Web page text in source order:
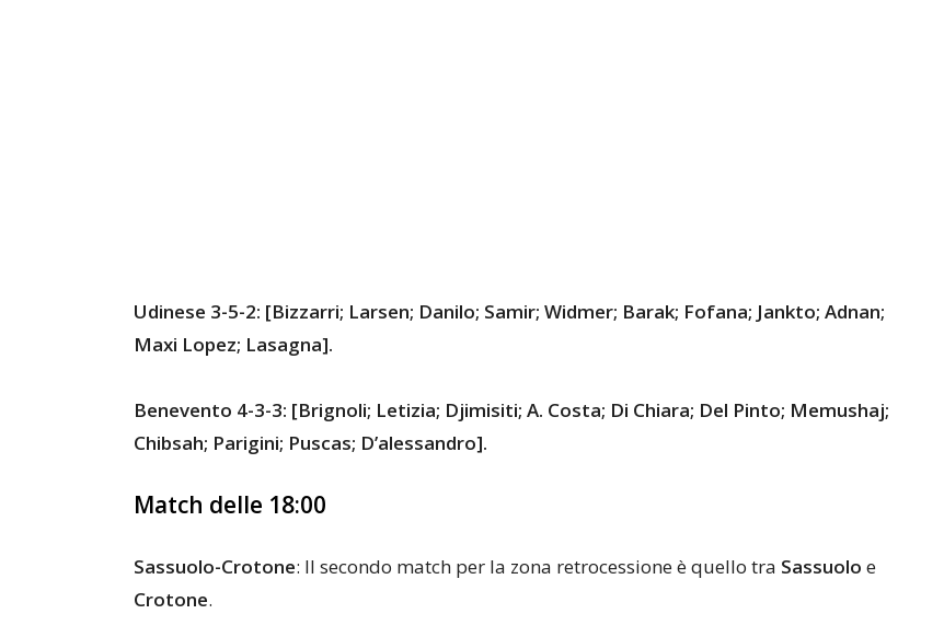
Udinese 3-5-2: [Bizzarri; Larsen; Danilo; Samir; Widmer; Barak; Fofana; Jankto; Adnan;
Maxi Lopez; Lasagna].
Benevento 4-3-3: [Brignoli; Letizia; Djimisiti; A. Costa; Di Chiara; Del Pinto; Memushaj;
Chibsah; Parigini; Puscas; D’alessandro].
Match delle 18:00
Sassuolo-Crotone: Il secondo match per la zona retrocessione è quello tra Sassuolo e
Crotone.